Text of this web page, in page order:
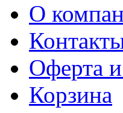
О
Оферта
Корзина